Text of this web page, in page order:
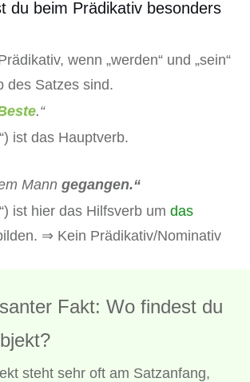
du beim Prädikativ besonders
wenn „werden“ und „sein“
des Satzes sind.
.“
ist das Hauptverb.
Mann gegangen.“
ist hier das Hilfsverb um das
⇒ Kein Prädikativ/Nominativ
Fakt: Wo findest du
steht sehr oft am Satzanfang,